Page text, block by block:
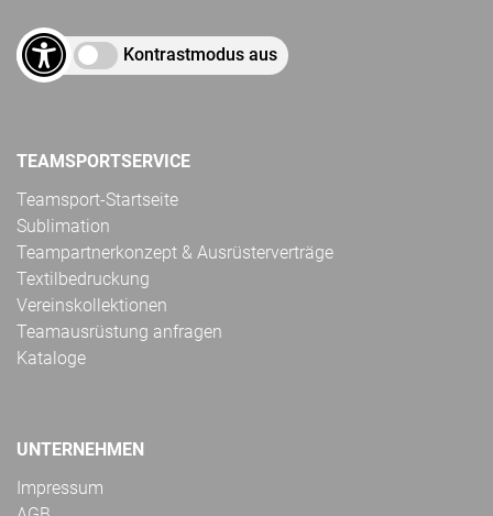
Kontrastmodus aus
TEAMSPORTSERVICE
Teamsport-Startseite
Sublimation
Teampartnerkonzept & Ausrüsterverträge
Textilbedruckung
Vereinskollektionen
Teamausrüstung anfragen
Kataloge
UNTERNEHMEN
Impressum